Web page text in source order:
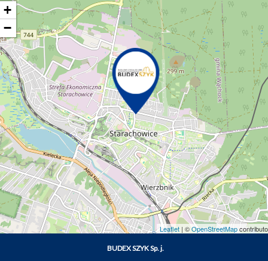
+
−
Leaflet | ©OpenStreetMap
BUDEX SZYK Sp. j.